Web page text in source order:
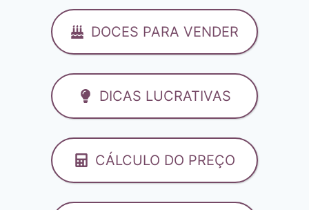
DOCES PARA VENDER
DICAS LUCRATIVAS
CÁLCULO DO PREÇO